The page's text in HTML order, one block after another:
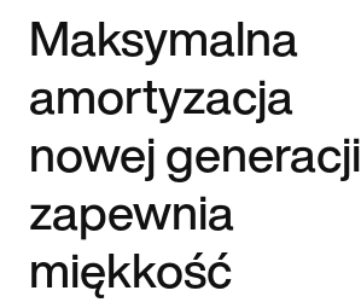
Maksymalna
amortyzacja
nowej generacji
zapewnia
miękkość